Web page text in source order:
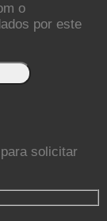
o
por este
solicitar